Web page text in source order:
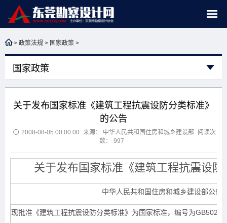
> 政策法规 > 国家政策 >
国家政策
关于发布国家标准《建筑工程抗震设防分类标准》
的公告
2008-08-05 00:00:00 来源： 中华人民共和国住房和城乡建设部
阅读次
数：
997
关于发布国家标准《建筑工程抗震设
中华人民共和国住房和城乡建设部公告
现批准《建筑工程抗震设防分类标准》为国家标准，编号为